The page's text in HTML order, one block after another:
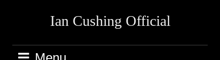
Ian Cushing Official